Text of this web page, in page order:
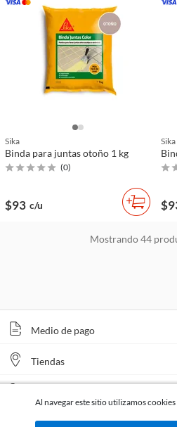
Sika
Binda para juntas otoño 1 kg
(0)
$93 c/u
Sika
Mostrando44
Medio de pago
Tiendas
Al navegar este sitio utilizamos